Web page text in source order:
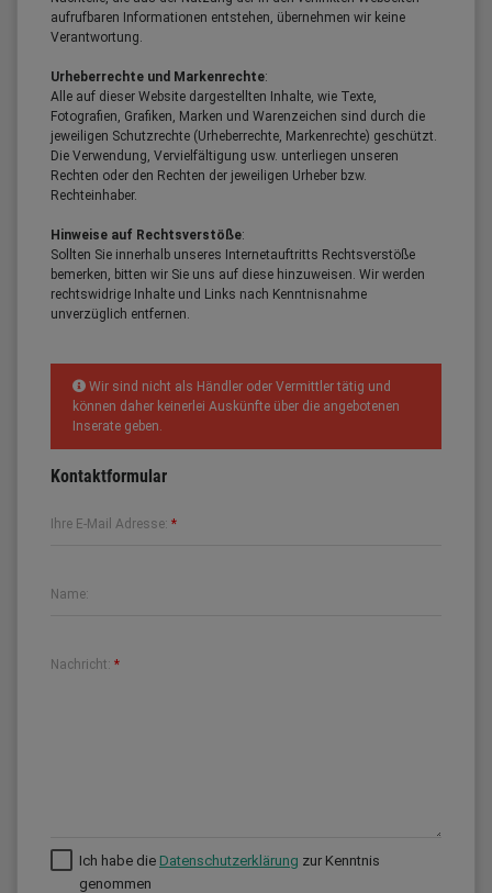
aufrufbaren Informationen entstehen, übernehmen wir keine
Verantwortung.
Urheberrechte und Markenrechte:
Alle auf dieser Website dargestellten Inhalte, wie Texte,
Fotografien, Grafiken, Marken und Warenzeichen sind durch die
jeweiligen Schutzrechte (Urheberrechte, Markenrechte) geschützt.
Die Verwendung, Vervielfältigung usw. unterliegen unseren
Rechten oder den Rechten der jeweiligen Urheber bzw.
Rechteinhaber.
Hinweise auf Rechtsverstöße:
Sollten Sie innerhalb unseres Internetauftritts Rechtsverstöße
bemerken, bitten wir Sie uns auf diese hinzuweisen. Wir werden
rechtswidrige Inhalte und Links nach Kenntnisnahme
unverzüglich entfernen.
Wir sind nicht als Händler oder Vermittler tätig und
können daher keinerlei Auskünfte über die angebotenen
Inserate geben.
Kontaktformular
Ihre E-Mail Adresse: *
Name:
Nachricht: *
Ich habe die Datenschutzerklärung zur Kenntnis
genommen